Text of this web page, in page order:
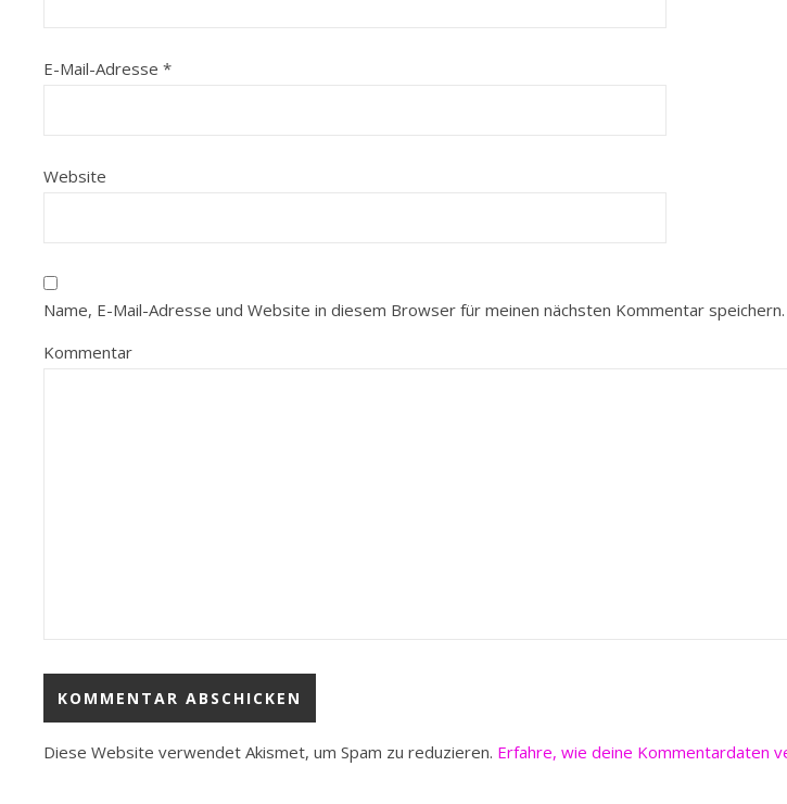
E-Mail-Adresse *
Website
Name, E-Mail-Adresse und Website in diesem Browser für meinen nächsten Kommentar speichern.
Kommentar
Diese Website verwendet Akismet, um Spam zu reduzieren. Erfahre, wie deine Kommentardaten